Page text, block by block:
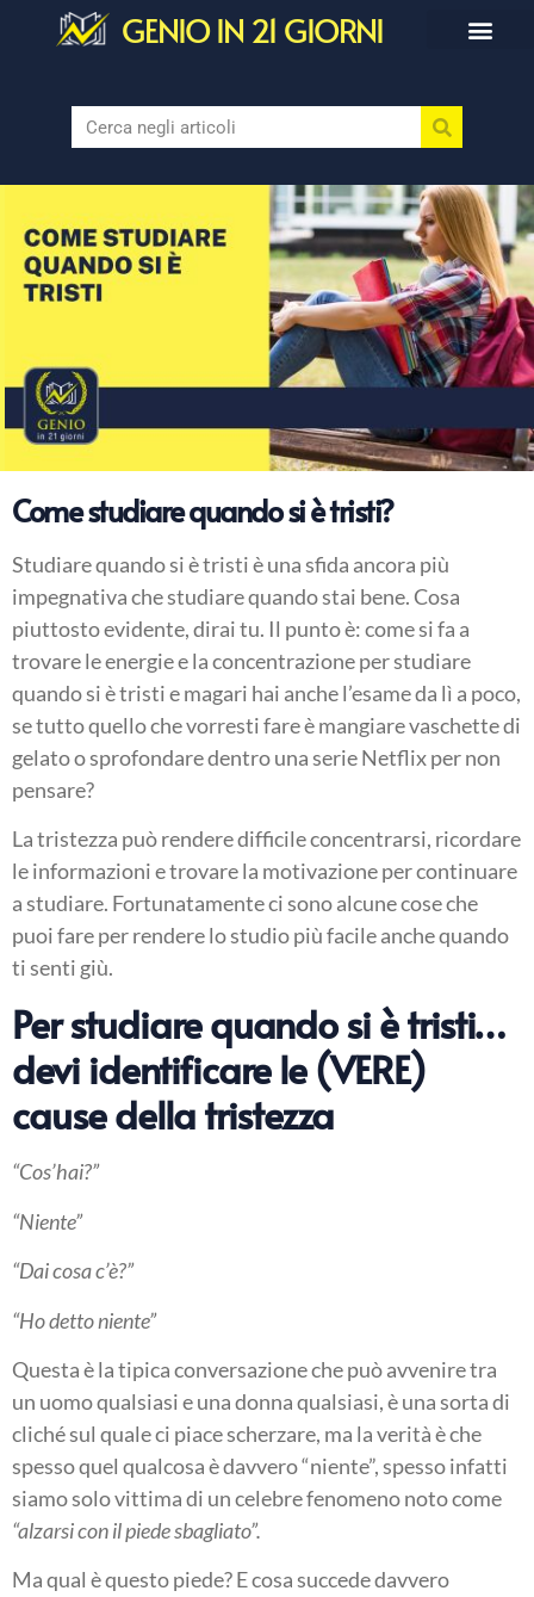
GENIO IN 21 GIORNI
Come studiare quando si è tristi?
Studiare quando si è tristi è una sfida ancora più
impegnativa che studiare quando stai bene. Cosa
piuttosto evidente, dirai tu. Il punto è: come si fa a
trovare le energie e la concentrazione per studiare
quando si è tristi e magari hai anche l’esame da lì a poco,
se tutto quello che vorresti fare è mangiare vaschette di
gelato o sprofondare dentro una serie Netflix per non
pensare?
La tristezza può rendere difficile concentrarsi, ricordare
le informazioni e trovare la motivazione per continuare
a studiare. Fortunatamente ci sono alcune cose che
puoi fare per rendere lo studio più facile anche quando
ti senti giù.
Per studiare quando si è tristi…
devi identificare le (VERE)
cause della tristezza
“Cos’hai?”
“Niente”
“Dai cosa c’è?”
“Ho detto niente”
Questa è la tipica conversazione che può avvenire tra
un uomo qualsiasi e una donna qualsiasi, è una sorta di
cliché sul quale ci piace scherzare, ma la verità è che
spesso quel qualcosa è davvero “niente”, spesso infatti
siamo solo vittima di un celebre fenomeno noto come
“alzarsi con il piede sbagliato”.
Ma qual è questo piede? E cosa succede davvero